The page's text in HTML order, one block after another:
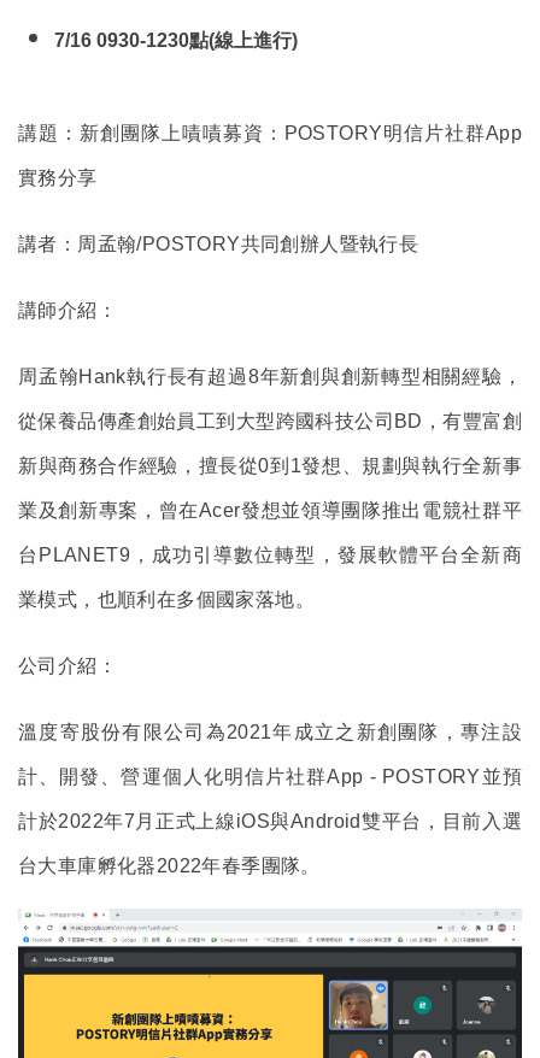
7/16 0930-1230點(線上進行)
講題：新創團隊上嘖嘖募資：POSTORY明信片社群App
實務分享
講者：周孟翰/POSTORY共同創辦人暨執行長
講師介紹：
周孟翰Hank執行長有超過8年新創與創新轉型相關經驗，
從保養品傳產創始員工到大型跨國科技公司BD，有豐富創
新與商務合作經驗，擅長從0到1發想、規劃與執行全新事
業及創新專案，曾在Acer發想並領導團隊推出電競社群平
台PLANET9，成功引導數位轉型，發展軟體平台全新商
業模式，也順利在多個國家落地。
公司介紹：
溫度寄股份有限公司為2021年成立之新創團隊，專注設
計、開發、營運個人化明信片社群App - POSTORY並預
計於2022年7月正式上線iOS與Android雙平台，目前入選
台大車庫孵化器2022年春季團隊。